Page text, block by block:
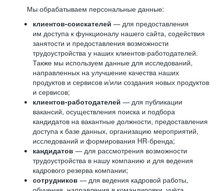
Мы обрабатываем персональные данные:
клиентов-соискателей — для предоставления
им доступа к функционалу нашего сайта, содействия
занятости и предоставления возможности
трудоустройства у наших клиентов-работодателей.
Также мы используем данные для исследований,
направленных на улучшение качества наших
продуктов и сервисов и/или создания новых продуктов
и сервисов;
клиентов-работодателей — для публикации
вакансий, осуществления поиска и подбора
кандидатов на вакантные должности, предоставления
доступа к базе данных, организацию мероприятий,
исследований и формирования HR-бренда;
кандидатов — для рассмотрения возможности
трудоустройства в нашу компанию и для ведения
кадрового резерва компании;
сотрудников — для ведения кадровой работы,